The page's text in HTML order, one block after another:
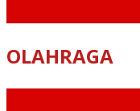
OLAHRAGA